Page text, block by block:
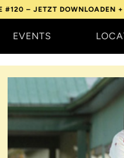
DOWNLOADEN +++OUT
EVENTS